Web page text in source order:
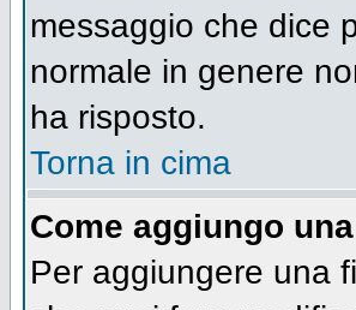
messaggio che dice
normale in genere
ha risposto.
Torna in cima
Come aggiungo
Per aggiungere una